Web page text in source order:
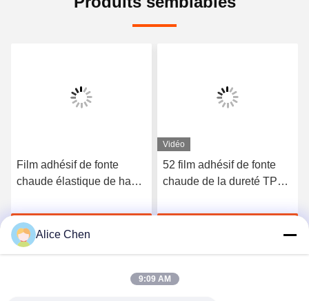
Film adhésif de fonte
chaude élastique de haute
3412
Discuter Maintenant
Vidéo
52 film adhésif de fonte
chaude de la dureté TPU
vêtements sans couture
Alice Chen
9:09 AM